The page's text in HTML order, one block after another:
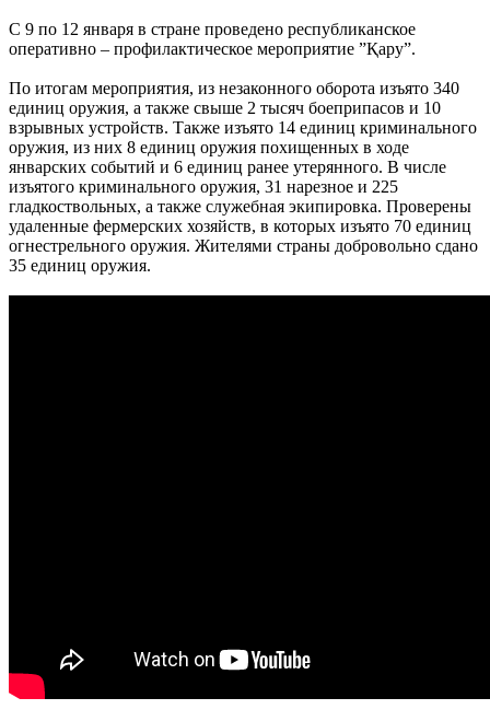
С 9 по 12 января в стране проведено республиканское
оперативно – профилактическое мероприятие ”Қару”.
По итогам мероприятия, из незаконного оборота изъято 340
единиц оружия, а также свыше 2 тысяч боеприпасов и 10
взрывных устройств. Также изъято 14 единиц криминального
оружия, из них 8 единиц оружия похищенных в ходе
январских событий и 6 единиц ранее утерянного. В числе
изъятого криминального оружия, 31 нарезное и 225
гладкоствольных, а также служебная экипировка. Проверены
удаленные фермерских хозяйств, в которых изъято 70 единиц
огнестрельного оружия. Жителями страны добровольно сдано
35 единиц оружия.